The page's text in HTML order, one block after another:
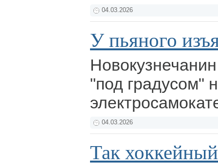
04.03.2026
У пьяного
"под градусом"
04.03.2026
Так